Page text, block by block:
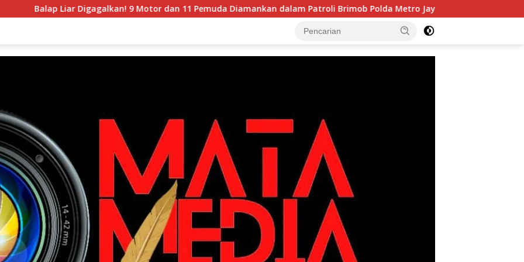
Liar Digagalkan! 9 Motor dan 11 Pemuda Diamankan dalam Patroli Brimob Polda Metro Jaya Bukan Sekadar Latihan!